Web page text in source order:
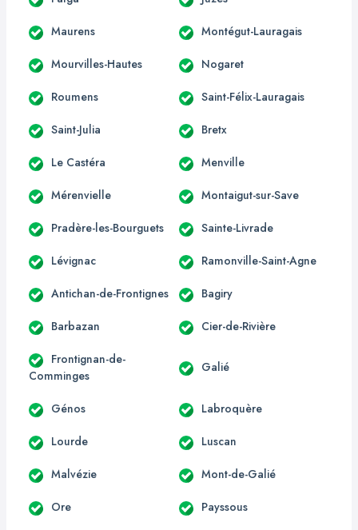
Maurens Montégut-Lauragais
Mourvilles-Hautes Nogaret
Roumens Saint-Félix-Lauragais
Saint-Julia Bretx
Le Castéra Menville
Mérenvielle Montaigut-sur-Save
Pradère-les-Bourguets Sainte-Livrade
Lévignac Ramonville-Saint-Agne
Antichan-de-Frontignes Bagiry
Barbazan Cier-de-Rivière
Frontignan-de-
Comminges
Galié
Génos Labroquère
Lourde Luscan
Malvézie Mont-de-Galié
Ore Payssous